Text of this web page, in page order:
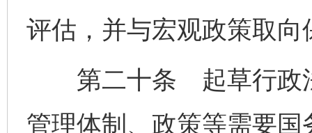
评估，并与宏观政策取
第二十条 起草行政法
管理体制、政策等需要